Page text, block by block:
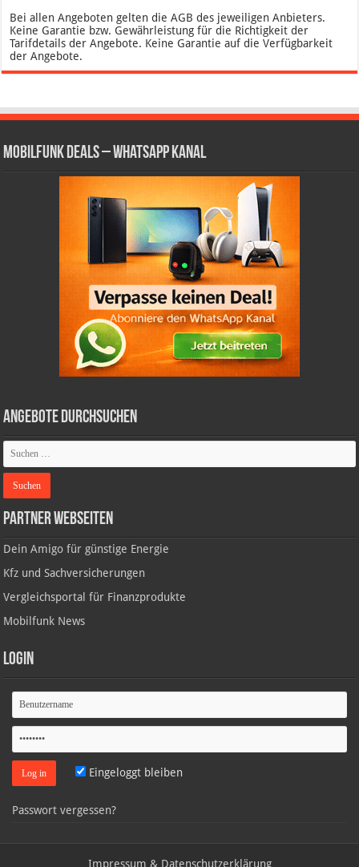
Bei allen Angeboten gelten die AGB des jeweiligen Anbieters.
Keine Garantie bzw. Gewährleistung für die Richtigkeit der
Tarifdetails der Angebote. Keine Garantie auf die Verfügbarkeit
der Angebote.
Mobilfunk Deals – WhatsApp Kanal
Angebote durchsuchen
Partner Webseiten
Dein Amigo für günstige Energie
Kfz und Sachversicherungen
Vergleichsportal für Finanzprodukte
Mobilfunk News
Login
Eingeloggt bleiben
Passwort vergessen?
Impressum & Datenschutzerklärung